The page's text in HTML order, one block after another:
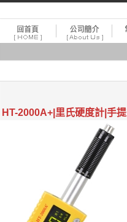
HT-2000A+|里氏硬度計|手